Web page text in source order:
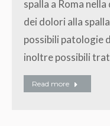
spalla a Roma
dei dolori alla
possibili patologie
inoltre possibili
Read more